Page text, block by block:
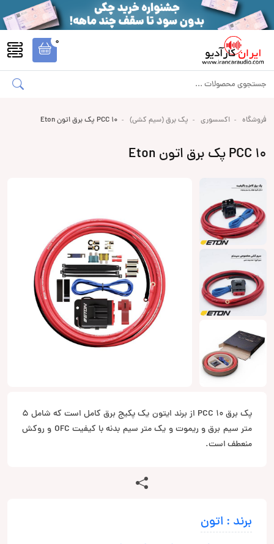
0
فروشگاه اکسسوری پک برق (سیم کشی) PCC 10 پک برق اتون Eton
PCC 10 پک برق اتون Eton
پک برق PCC 10 از برند ایتون یک پکیج برق کامل است که شامل 5
متر سیم برق و ریموت و یک متر سیم بدنه با کیفیت OFC و روکش
منعطف است.
برند : اتون